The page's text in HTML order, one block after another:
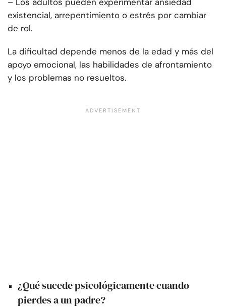
– Los adultos pueden experimentar ansiedad
existencial, arrepentimiento o estrés por cambiar
de rol.
La dificultad depende menos de la edad y más del
apoyo emocional, las habilidades de afrontamiento
y los problemas no resueltos.
¿Qué sucede psicológicamente cuando
pierdes a un padre?